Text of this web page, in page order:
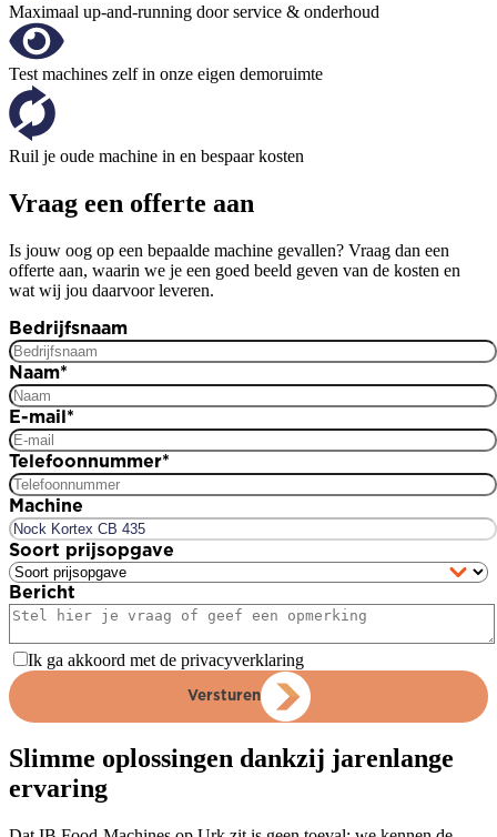
Maximaal up-and-running door service & onderhoud
Test machines zelf in onze eigen demoruimte
Ruil je oude machine in en bespaar kosten
Vraag een offerte aan
Is jouw oog op een bepaalde machine gevallen? Vraag dan een
offerte aan, waarin we je een goed beeld geven van de kosten en
wat wij jou daarvoor leveren.
Bedrijfsnaam
Naam*
E-mail*
Telefoonnummer*
Machine
Soort prijsopgave
Bericht
Ik ga akkoord met de privacyverklaring
Versturen
Slimme oplossingen dankzij jarenlange
ervaring